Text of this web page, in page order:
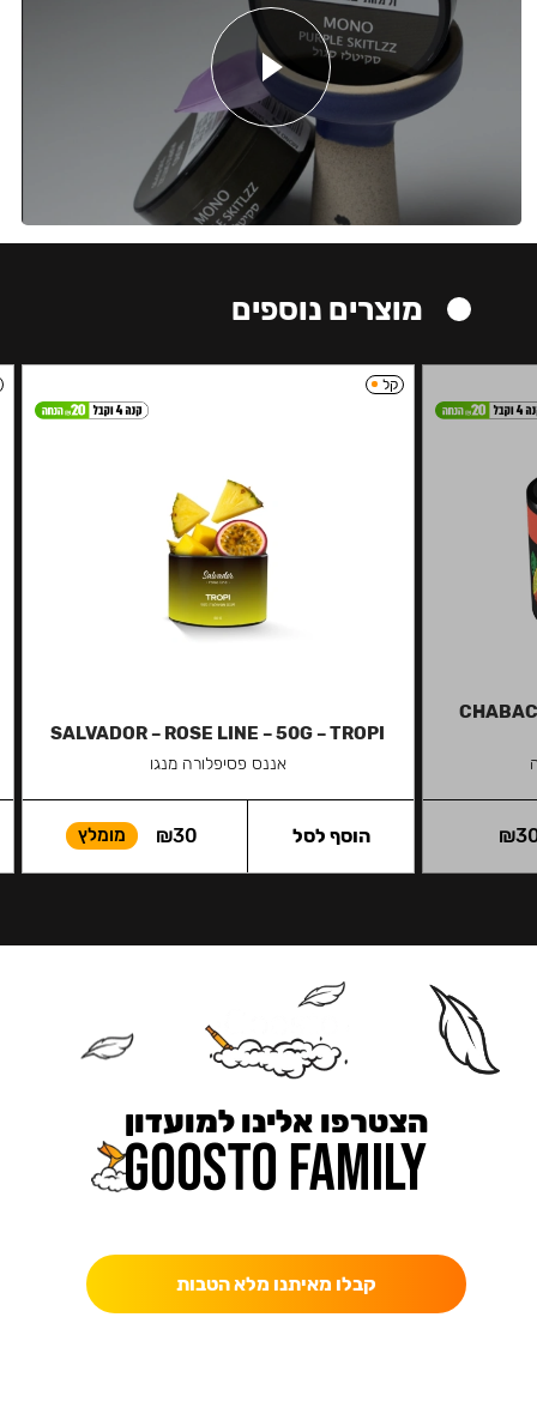
מוצרים נוספים
₪
קל
SALVADOR – ROSE LINE – 50G – TROPI
אננס פסיפלורה מנגו
₪30 מומלץ הוסף לסל
הצטרפו אלינו למועדון
קבלו מאיתנו מלא הטבות